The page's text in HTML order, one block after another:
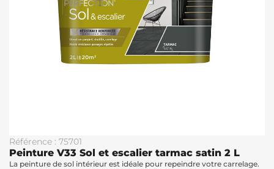
Référence : 75701
Peinture V33 Sol et escalier tarmac satin 2 L
La peinture de sol intérieur est idéale pour repeindre votre carrelage.